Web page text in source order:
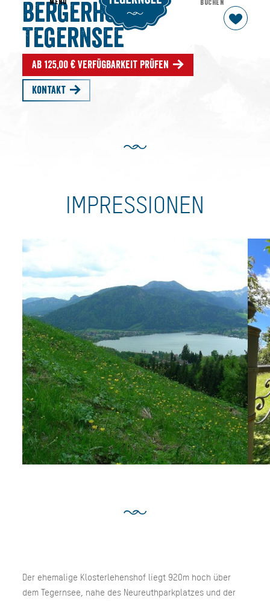
Bergerhof
Tegernsee
Ab 125,00 € Verfügbarkeit prüfen
Kontakt
IMPRESSIONEN
Der ehemalige Klosterlehenshof liegt 920m hoch über
dem Tegernsee, nahe des Neureuthparkplatzes und der
MENU BUCHEN